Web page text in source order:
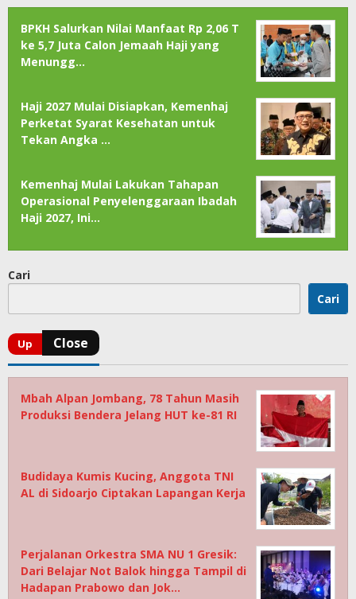
BPKH Salurkan Nilai Manfaat Rp 2,06 T
ke 5,7 Juta Calon Jemaah Haji yang
Menungg…
Haji 2027 Mulai Disiapkan, Kemenhaj
Perketat Syarat Kesehatan untuk
Tekan Angka …
Kemenhaj Mulai Lakukan Tahapan
Operasional Penyelenggaraan Ibadah
Haji 2027, Ini…
Cari
Cari
Mbah Alpan Jombang, 78 Tahun Masih
Produksi Bendera Jelang HUT ke-81 RI
Budidaya Kumis Kucing, Anggota TNI
AL di Sidoarjo Ciptakan Lapangan Kerja
Perjalanan Orkestra SMA NU 1 Gresik:
Dari Belajar Not Balok hingga Tampil di
Hadapan Prabowo dan Jok…